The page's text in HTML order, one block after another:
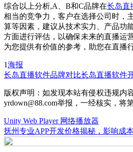
综合以上分析,A、B和C品牌在长岛直
相当的竞争力，客户在选择公司时，
算等因素，建议从技术实力、产品功
方面进行评估，以确保未来的直播运
为您提供有价值的参考，助您在直播
1海报
长岛直播软件品牌对比长岛直播软件
版权声明：如发现本站有侵权违规内
yrdown@88.com举报，一经核实，将
Unity Web Player 网络播放器
抚州专业APP开发价格揭秘，影响成